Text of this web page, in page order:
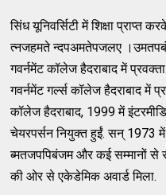
सिंध यूनिवर्सिटी में शिक्षा प्राप्त
त्नजहमते न्दपअमतेपजलए
गवर्नमेंट कॉलेज हैदराबाद में
गवर्नमेंट गर्ल्स कॉलेज हैदराबाद में
कॉलेज हैदराबाद, 1999 में
चेयरपर्सन नियुक्त हुईं. सन् 1973
ब्मतजपपिबंजम और कई सम्मानों से
की ओर से एकेडेमिक अवार्ड मिला.